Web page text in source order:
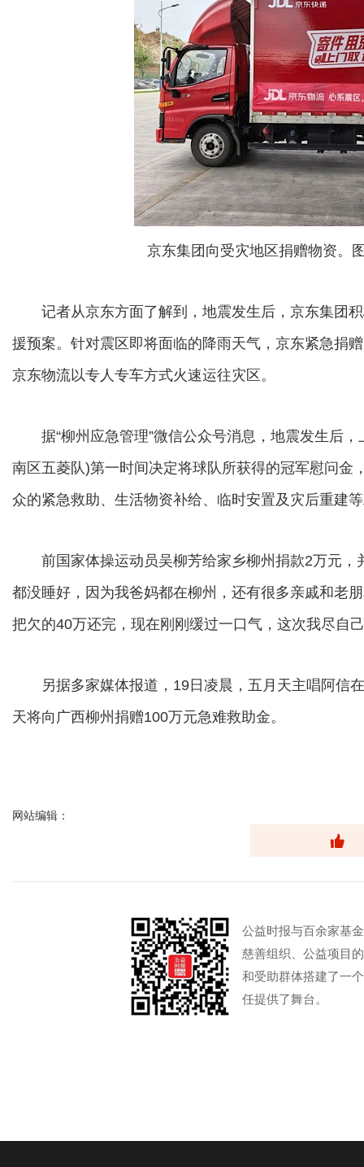
京东集团向受灾地区捐赠物资。
记者从京东方面了解到，地震发生后，京东集团积
援预案。针对震区即将面临的降雨天气，京东紧急捐
京东物流以专人专车方式火速运往灾区。
据“柳州应急管理”微信公众号消息，地震发生后，
南区五菱队)第一时间决定将球队所获得的冠军慰问金
众的紧急救助、生活物资补给、临时安置及灾后重建
前国家体操运动员吴柳芳给家乡柳州捐款2万元，
都没睡好，因为我爸妈都在柳州，还有很多亲戚和老
把欠的40万还完，现在刚刚缓过一口气，这次我尽自
另据多家媒体报道，19日凌晨，五月天主唱阿信
天将向广西柳州捐赠100万元急难救助金。
网站编辑：
公益时报与百余家基
慈善组织、公益项目
和受助群体搭建了一
任提供了舞台。